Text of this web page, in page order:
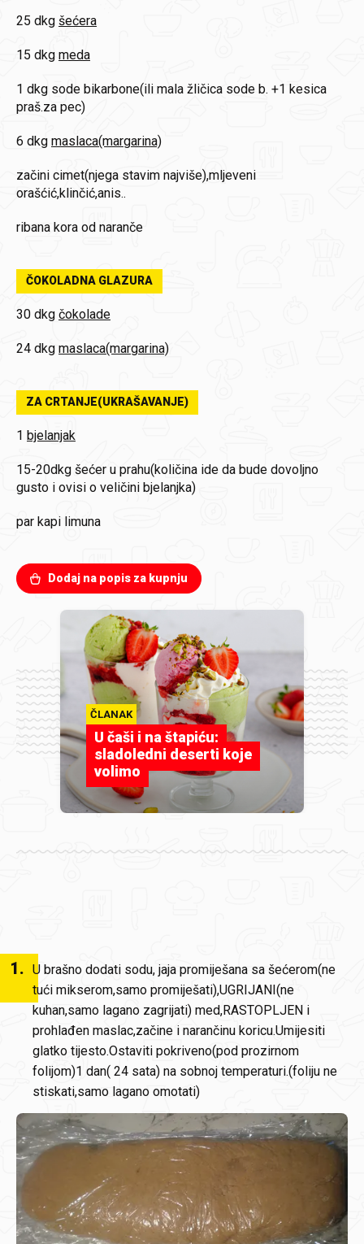
25 dkg šećera
15 dkg meda
1 dkg sode bikarbone(ili mala žličica sode b. +1 kesica
praš.za pec)
6 dkg maslaca(margarina)
začini cimet(njega stavim najviše),mljeveni
orašćić,klinčić,anis..
ribana kora od naranče
ČOKOLADNA GLAZURA
30 dkg čokolade
24 dkg maslaca(margarina)
ZA CRTANJE(UKRAŠAVANJE)
1 bjelanjak
15-20dkg šećer u prahu(količina ide da bude dovoljno
gusto i ovisi o veličini bjelanjka)
par kapi limuna
Dodaj na popis za kupnju
ČLANAK
U čaši i na štapiću:
sladoledni deserti koje
volimo
1. U brašno dodati sodu, jaja promiješana sa šećerom(ne
tući mikserom,samo promiješati),UGRIJANI(ne
kuhan,samo lagano zagrijati) med,RASTOPLJEN i
prohlađen maslac,začine i narančinu koricu.Umijesiti
glatko tijesto.Ostaviti pokriveno(pod prozirnom
folijom)1 dan( 24 sata) na sobnoj temperaturi.(foliju ne
stiskati,samo lagano omotati)